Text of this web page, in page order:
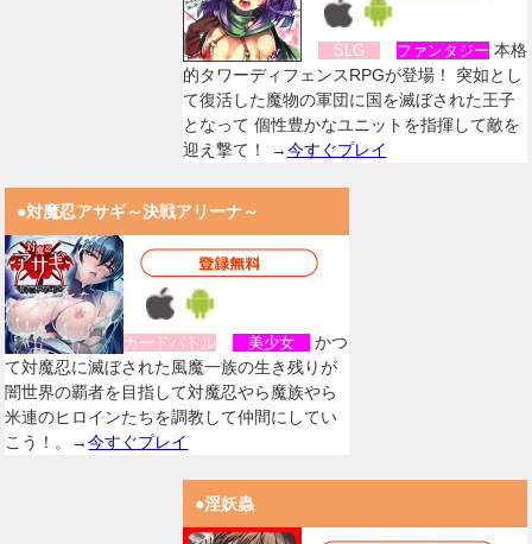
SLG ファンタジー 本格
的タワーディフェンスRPGが登場！ 突如とし
て復活した魔物の軍団に国を滅ぼされた王子
となって 個性豊かなユニットを指揮して敵を
迎え撃て！ →今すぐプレイ
●対魔忍アサギ～決戦アリーナ～
カードバトル 美少女
かつ
て対魔忍に滅ぼされた風魔一族の生き残りが
闇世界の覇者を目指して対魔忍やら魔族やら
米連のヒロインたちを調教して仲間にしてい
こう！。→今すぐプレイ
●淫妖蟲